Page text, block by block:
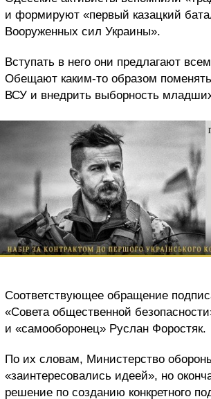
и формируют «первый казацкий
Вооруженных сил Украины».
Вступать в него они предлагают
Обещают каким-то образом
ВСУ и внедрить выборность
Соответствующее обращение
«Совета общественной
и «самооборонец» Руслан Форостяк.
По их словам, Министерство
«заинтересовались идеей», но
решение по созданию конкретного